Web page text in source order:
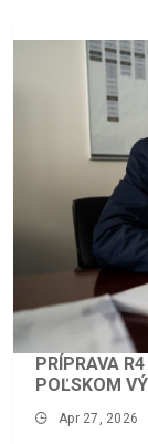
PRÍPRAVA
POĽSKOM
Apr 27, 2026